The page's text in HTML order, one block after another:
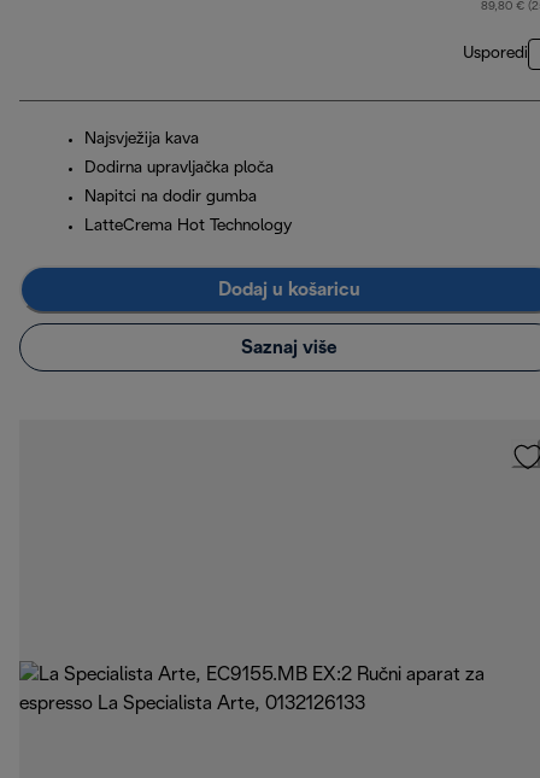
89,80 €
Usporedi
Najsvježija kava
Dodirna upravljačka ploča
Napitci na dodir gumba
LatteCrema Hot Technology
Dodaj u košaricu
Saznaj više